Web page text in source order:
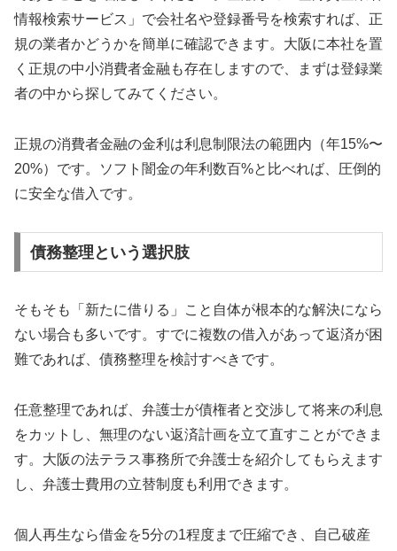
情報検索サービス」で会社名や登録番号を検索すれば、正
規の業者かどうかを簡単に確認できます。大阪に本社を置
く正規の中小消費者金融も存在しますので、まずは登録業
者の中から探してみてください。
正規の消費者金融の金利は利息制限法の範囲内（年15%〜
20%）です。ソフト闇金の年利数百%と比べれば、圧倒的
に安全な借入です。
債務整理という選択肢
そもそも「新たに借りる」こと自体が根本的な解決になら
ない場合も多いです。すでに複数の借入があって返済が困
難であれば、債務整理を検討すべきです。
任意整理であれば、弁護士が債権者と交渉して将来の利息
をカットし、無理のない返済計画を立て直すことができま
す。大阪の法テラス事務所で弁護士を紹介してもらえます
し、弁護士費用の立替制度も利用できます。
個人再生なら借金を5分の1程度まで圧縮でき、自己破産